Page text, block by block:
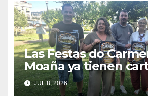
Las Festas do
Moaña ya tienen
musical y hacen un
llamamiento a la
JUL 8, 2026